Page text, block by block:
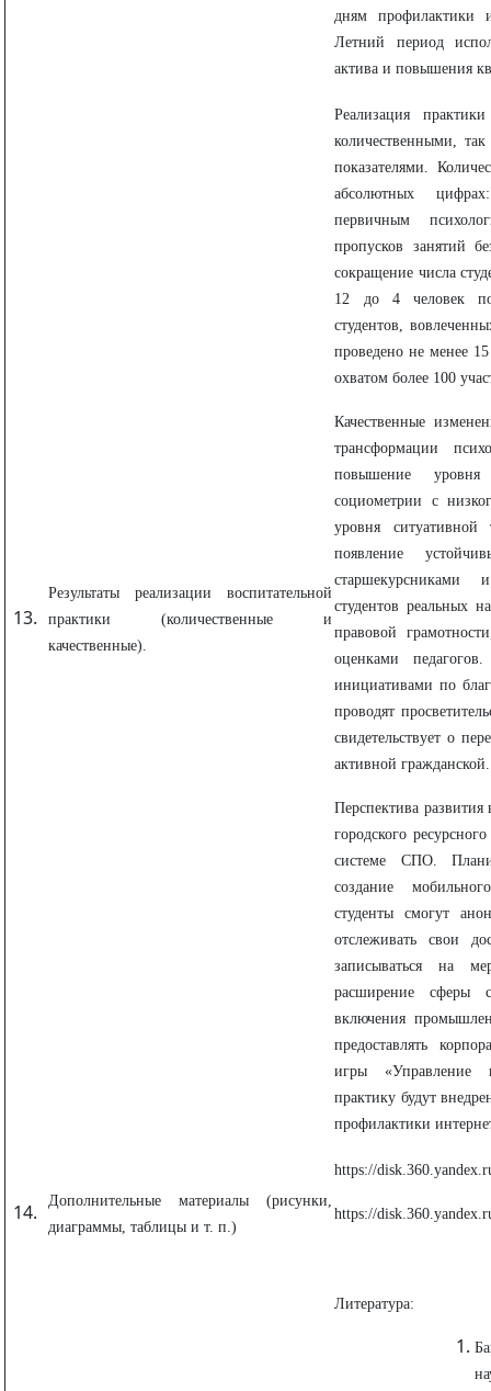
дням профилактики
Летний период
актива и повышения
Результаты реализации воспитательной
практики (количественные и
качественные).
Реализация
количественными,
показателями.
абсолютных
первичным
пропусков занятий
сокращение числа
12 до 4 человек
студентов,
проведено не менее
охватом более 100
Качественные
трансформации
повышение
социометрии с
уровня
появление
студентов реальных
правовой
оценками
инициативами по
проводят
свидетельствует о
активной гражданской.
Перспектива развития
городского
системе СПО.
создание
студенты смогут
отслеживать свои
записываться на
расширение сферы
включения
предоставлять
игры «Управление
практику будут
профилактики
Дополнительные материалы (рисунки,
диаграммы, таблицы и т. п.)
https://
https://
Литература: